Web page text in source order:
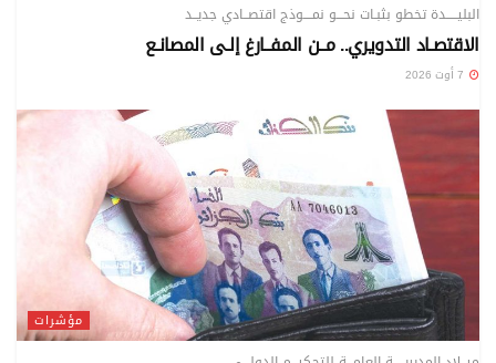
البليـــــدة تخطو بثبـات نحـــو نمــــوذج اقتصــادي جديــد
الاقتصـاد التدويري.. مــن المفــارغ إلـى المصانـع
مؤشرات